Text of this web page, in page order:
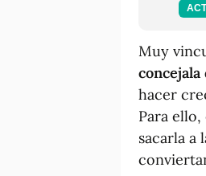
Muy
concejala
hacer
Para
sacarla a